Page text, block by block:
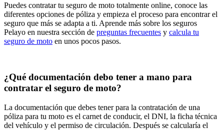
Puedes contratar tu seguro de moto totalmente online, conoce las
diferentes opciones de póliza y empieza el proceso para encontrar el
seguro que más se adapta a ti. Aprende más sobre los seguros
Pelayo en nuestra sección de preguntas frecuentes y calcula tu
seguro de moto en unos pocos pasos.
¿Qué documentación debo tener a mano para
contratar el seguro de moto?
La documentación que debes tener para la contratación de una
póliza para tu moto es el carnet de conducir, el DNI, la ficha técnica
del vehículo y el permiso de circulación. Después se calcularía el